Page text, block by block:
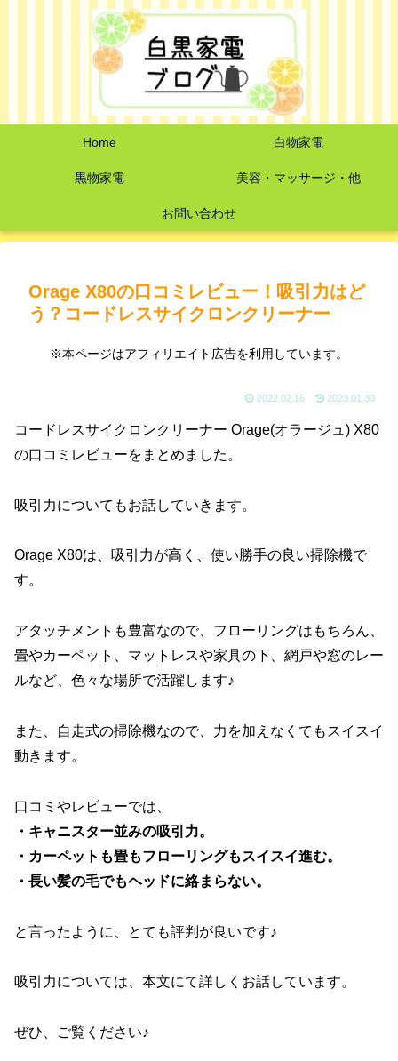
Home 白物家電
黒物家電 美容・マッサージ・他
お問い合わせ
Orage X80の口コミレビュー！吸引力はど
う？コードレスサイクロンクリーナー
※本ページはアフィリエイト広告を利用しています。
2022.02.16 2023.01.30
コードレスサイクロンクリーナー Orage(オラージュ) X80
の口コミレビューをまとめました。
吸引力についてもお話していきます。
Orage X80は、吸引力が高く、使い勝手の良い掃除機で
す。
アタッチメントも豊富なので、フローリングはもちろん、
畳やカーペット、マットレスや家具の下、網戸や窓のレー
ルなど、色々な場所で活躍します♪
また、自走式の掃除機なので、力を加えなくてもスイスイ
動きます。
口コミやレビューでは、
・キャニスター並みの吸引力。
・カーペットも畳もフローリングもスイスイ進む。
・長い髪の毛でもヘッドに絡まらない。
と言ったように、とても評判が良いです♪
吸引力については、本文にて詳しくお話しています。
ぜひ、ご覧ください♪